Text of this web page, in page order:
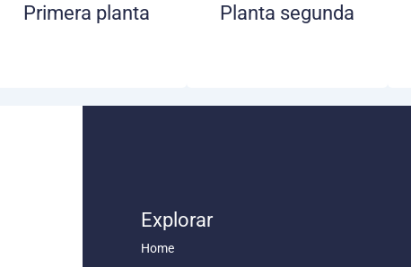
Primera planta Planta segunda
Explorar
Home